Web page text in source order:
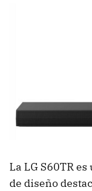
La LG S60TR
de diseño